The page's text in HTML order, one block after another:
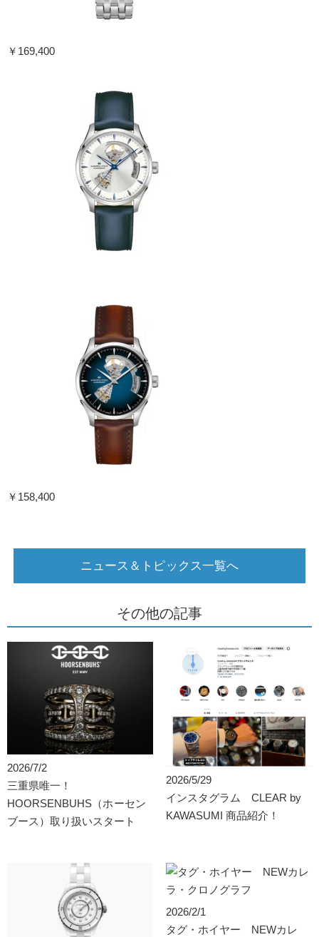
￥169,400
￥158,400
ニュース＆トピックス一覧へ
その他の記事
2026/7/2
三重県唯一！
HOORSENBUHS（ホーセン
ブース）取り扱いスタート
2026/5/29
インスタグラム CLEAR by
KAWASUMI 商品紹介！
2026/2/1
タグ・ホイヤー NEWカレ